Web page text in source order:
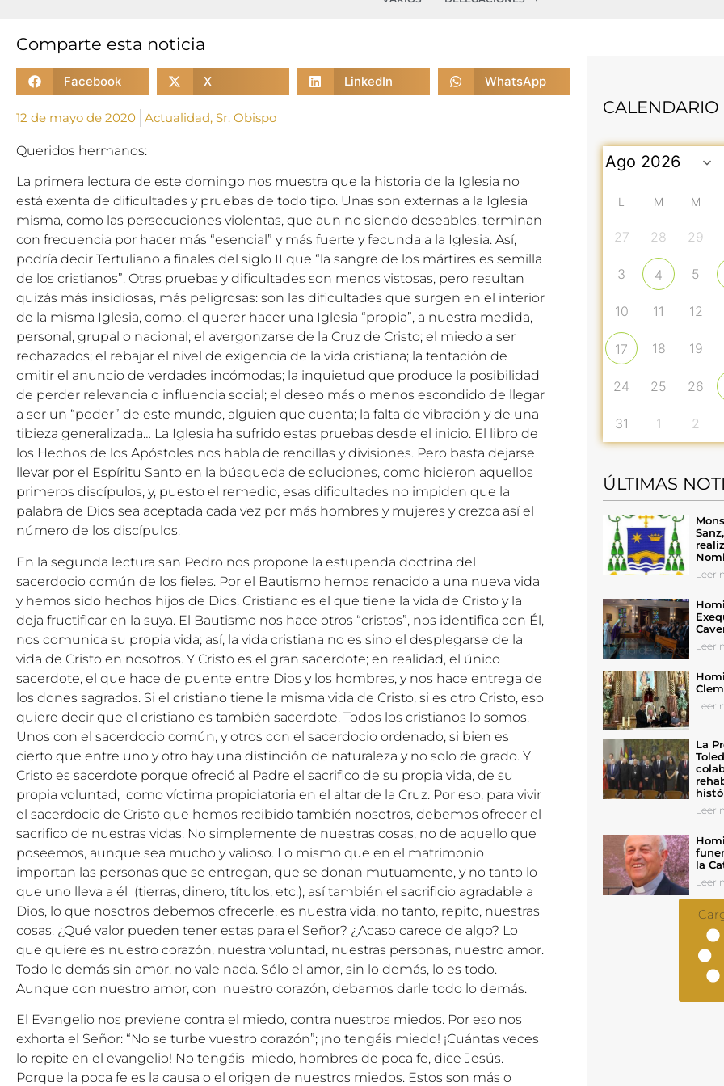
Comparte esta noticia
Facebook X LinkedIn WhatsApp
12 de mayo de 2020 Actualidad, Sr. Obispo
Queridos hermanos:
La primera lectura de este domingo nos muestra que la historia de la Iglesia no
está exenta de dificultades y pruebas de todo tipo. Unas son externas a la Iglesia
misma, como las persecuciones violentas, que aun no siendo deseables, terminan
con frecuencia por hacer más “esencial” y más fuerte y fecunda a la Iglesia. Así,
podría decir Tertuliano a finales del siglo II que “la sangre de los mártires es semilla
de los cristianos”. Otras pruebas y dificultades son menos vistosas, pero resultan
quizás más insidiosas, más peligrosas: son las dificultades que surgen en el interior
de la misma Iglesia, como, el querer hacer una Iglesia “propia”, a nuestra medida,
personal, grupal o nacional; el avergonzarse de la Cruz de Cristo; el miedo a ser
rechazados; el rebajar el nivel de exigencia de la vida cristiana; la tentación de
omitir el anuncio de verdades incómodas; la inquietud que produce la posibilidad
de perder relevancia o influencia social; el deseo más o menos escondido de llegar
a ser un “poder” de este mundo, alguien que cuenta; la falta de vibración y de una
tibieza generalizada… La Iglesia ha sufrido estas pruebas desde el inicio. El libro de
los Hechos de los Apóstoles nos habla de rencillas y divisiones. Pero basta dejarse
llevar por el Espíritu Santo en la búsqueda de soluciones, como hicieron aquellos
primeros discípulos, y, puesto el remedio, esas dificultades no impiden que la
palabra de Dios sea aceptada cada vez por más hombres y mujeres y crezca así el
número de los discípulos.
En la segunda lectura san Pedro nos propone la estupenda doctrina del
sacerdocio común de los fieles. Por el Bautismo hemos renacido a una nueva vida
y hemos sido hechos hijos de Dios. Cristiano es el que tiene la vida de Cristo y la
deja fructificar en la suya. El Bautismo nos hace otros “cristos”, nos identifica con Él,
nos comunica su propia vida; así, la vida cristiana no es sino el desplegarse de la
vida de Cristo en nosotros. Y Cristo es el gran sacerdote; en realidad, el único
sacerdote, el que hace de puente entre Dios y los hombres, y nos hace entrega de
los dones sagrados. Si el cristiano tiene la misma vida de Cristo, si es otro Cristo, eso
quiere decir que el cristiano es también sacerdote. Todos los cristianos lo somos.
Unos con el sacerdocio común, y otros con el sacerdocio ordenado, si bien es
cierto que entre uno y otro hay una distinción de naturaleza y no solo de grado. Y
Cristo es sacerdote porque ofreció al Padre el sacrifico de su propia vida, de su
propia voluntad, como víctima propiciatoria en el altar de la Cruz. Por eso, para vivir
el sacerdocio de Cristo que hemos recibido también nosotros, debemos ofrecer el
sacrifico de nuestras vidas. No simplemente de nuestras cosas, no de aquello que
poseemos, aunque sea mucho y valioso. Lo mismo que en el matrimonio
importan las personas que se entregan, que se donan mutuamente, y no tanto lo
que uno lleva a él (tierras, dinero, títulos, etc.), así también el sacrificio agradable a
Dios, lo que nosotros debemos ofrecerle, es nuestra vida, no tanto, repito, nuestras
cosas. ¿Qué valor pueden tener estas para el Señor? ¿Acaso carece de algo? Lo
que quiere es nuestro corazón, nuestra voluntad, nuestras personas, nuestro amor.
Todo lo demás sin amor, no vale nada. Sólo el amor, sin lo demás, lo es todo.
Aunque con nuestro amor, con nuestro corazón, debamos darle todo lo demás.
El Evangelio nos previene contra el miedo, contra nuestros miedos. Por eso nos
exhorta el Señor: “No se turbe vuestro corazón”; ¡no tengáis miedo! ¡Cuántas veces
lo repite en el evangelio! No tengáis miedo, hombres de poca fe, dice Jesús.
Porque la poca fe es la causa o el origen de nuestros miedos. Estos son más o
CALENDARIO
L M M
27 28 29
3 4 5
10 11 12
17 18 19
24 25 26
31 1 2
ÚLTIMAS
Leer
Leer
Leer
La
Leer
la
Leer